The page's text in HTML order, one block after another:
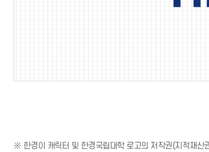
※ 한경이 캐릭터 및 한경국립대학 로고의 저작권(지적재산